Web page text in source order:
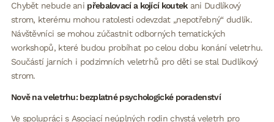
Chybět nebude ani přebalovací a kojící koutekani Dudlíkový
strom, kterému mohou ratolesti odevzdat „nepotřebný“ dudlík.
Návštěvníci se mohou zúčastnit odborných tematických
workshopů, které budou probíhat po celou dobu konání veletrhu.
Součástí jarních i podzimních veletrhů pro děti se stal Dudlíkový
strom.
Nově na veletrhu: bezplatné psychologické poradenství
Ve spolupráci s Asociací neúplných rodin chystá veletrh pro